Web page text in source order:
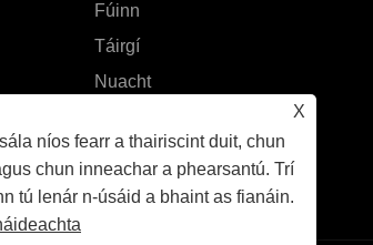
X
níos fearr a thairiscint duit, chun
chun inneachar a phearsantú. Trí
tú lenár n-úsáid a bhaint as fianáin.
Fúinn
Táirgí
Nuacht
Seol Fiosrúchán
Glaoigh orainn